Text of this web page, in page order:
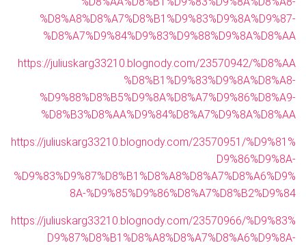
%D8%A8%D8%A7%D8%B1%D9%83%D9%8A%D9%87-
%D8%A7%D9%84%D9%83%D9%88%D9%8A%D8%AA
https://juliuskarg33210.blognody.com/23570942/%D8%AA
%D8%B1%D9%83%D9%8A%D8%A8-
%D9%88%D8%B5%D9%8A%D8%A7%D9%86%D8%A9-
%D8%B3%D8%AA%D9%84%D8%A7%D9%8A%D8%AA
https://juliuskarg33210.blognody.com/23570951/%D9%81%
D9%86%D9%8A-
%D9%83%D9%87%D8%B1%D8%A8%D8%A7%D8%A6%D9%
8A-%D9%85%D9%86%D8%A7%D8%B2%D9%84
https://juliuskarg33210.blognody.com/23570966/%D9%83%
D9%87%D8%B1%D8%A8%D8%A7%D8%A6%D9%8A-